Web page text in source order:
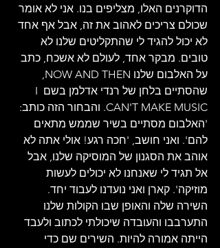
הדוקרנים האלו, מצליפים בנו. אני לא אומר
שכולם צריכים לאהוב את זה, אבל אף אחד
לא יכול להגיד לי שהתקליטים שלנו לא
טובים. מבקר אחד, לעולם לא אשכח, כתב
על האלבום שלנו NOW AND THEN,
שהסתיים בלחן של רנדי אדלמן בשם I
CAN'T MAKE MUSIC. והבחור הזה כותב:
'האלבום מסתיים בשיר שממש מתאים
להם'. ואני חושב, 'חכה רגע! אולי אתה לא
אוהב את הסגנון של המוסיקה שלנו, אבל
אל תגיד לי שאנחנו לא יכולים לעשות
מוזיקה'. קארן ואני נועדנו לעבוד יחד.
השירה שלה והאופן שבו הקולות שלנו
התערבבו והעובדה שיכולתי לכתוב ולעבד
הייתה אמורה להיות. השירים שם כדי